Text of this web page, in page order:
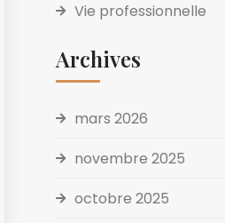
Vie professionnelle
Archives
mars 2026
novembre 2025
octobre 2025